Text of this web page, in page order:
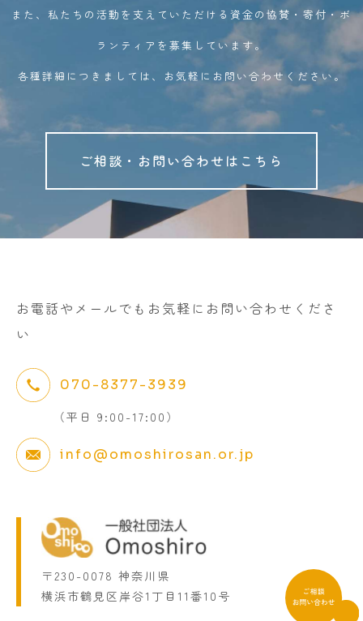
また、私たちの活動を支えていただける資金の協賛・寄付・ボ
ランティアを募集しています。
各種詳細につきましては、お気軽にお問い合わせください。
ご相談・お問い合わせはこちら
お電話やメールでもお気軽にお問い合わせくださ
い
070-8377-3939
（平日 9:00-17:00）
info@omoshirosan.or.jp
〒230-0078 神奈川県
横浜市鶴見区岸谷1丁目11番10号